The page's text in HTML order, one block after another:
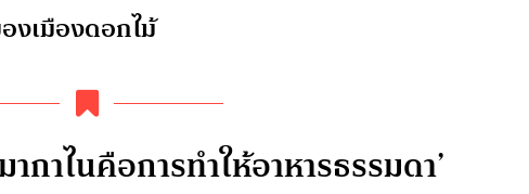
องเมืองดอกไม้
กาไนคือการทำให้อาหารธรรมดา’